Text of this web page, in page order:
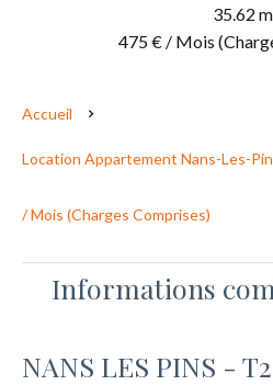
35.62
475 € / Mois
Accueil
Location Appartement Nans-Les-
/ Mois (Charges Comprises)
Informations
NANS LES PINS -